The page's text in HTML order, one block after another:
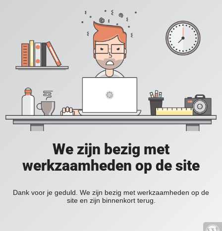
We zijn bezig met
werkzaamheden op de site
Dank voor je geduld. We zijn bezig met werkzaamheden op de
site en zijn binnenkort terug.